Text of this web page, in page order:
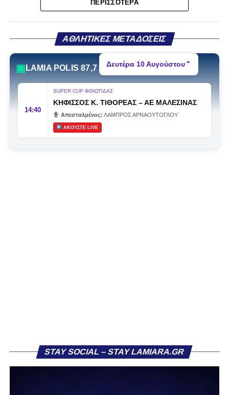
Στάγκο, οι οποίοι θα συνεχίσουν μαζί την ποδοσφαιρική
τους πορεία στον Σαρωνικό Αναβύσσου, με τον σύλλογο
να ανακοινώνει επίσημα την απόκτησή τους.
Ιδιαίτερο ενδιαφέρον παρουσιάζει η περίπτωση του
Βασίλη Τρούμπουλου, ο οποίος βρέθηκε στο στόχαστρο
αρκετών ομάδων το φετινό καλοκαίρι. Ανάμεσα στους
του ήταν η Κόρινθος και ο Ιωνικός, με την ομάδα της
Κορίνθου να εμφανίζεται για μεγάλο χρονικό διάστημα ως
το φαβορί για την υπογραφή του. Ωστόσο, η εξέλιξη ήταν
επίσης σε Εθνικό και Ζάκυνθο. Ξεκίνησε την καριέρα του
από τα τμήματα υποδομής του ΠΑΣ Λαμία, φτάνοντας
ΠΕΡΙΣΣΌΤΕΡΑ
ΑΘΛΗΤΙΚΕΣ ΜΕΤΑΔΟΣΕΙΣ
▣LAMIA POLIS 87,7 Δευτέρα 10 Αυγούστου⌃
14:40
SUPER CUP ΦΘΙΩΤΙΔΑΣ
ΚΗΦΙΣΣΟΣ Κ. ΤΙΘΟΡΕΑΣ –ΑΕ ΜΑΛΕΣΙΝΑΣ
Απεσταλμένος: ΛΑΜΠΡΟΣ ΑΡΝΑΟΥΤΟΓΛΟΥ
ΑΚΟΥΣΤΕ LIVE
STAY SOCIAL – STAY LAMIARA.GR